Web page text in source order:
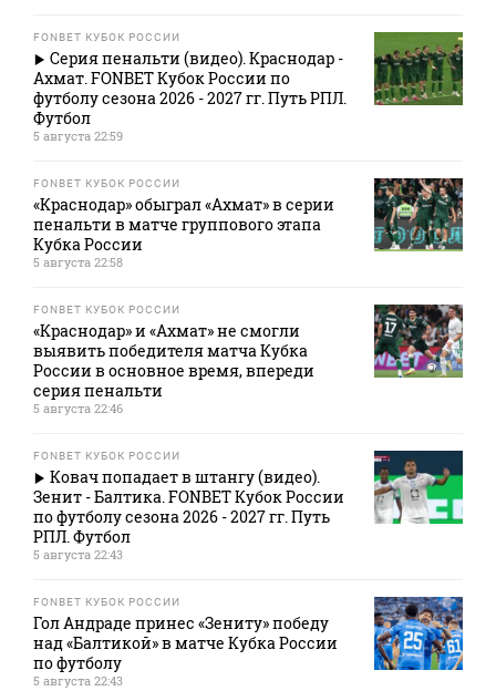
FONBET КУБОК РОССИИ
Серия пенальти (видео). Краснодар -
Ахмат. FONBET Кубок России по
футболу сезона 2026 - 2027 гг. Путь РПЛ.
Футбол
5 августа 22:59
FONBET КУБОК РОССИИ
«Краснодар» обыграл «Ахмат» в серии
пенальти в матче группового этапа
Кубка России
5 августа 22:58
FONBET КУБОК РОССИИ
«Краснодар» и «Ахмат» не смогли
выявить победителя матча Кубка
России в основное время, впереди
серия пенальти
5 августа 22:46
FONBET КУБОК РОССИИ
Ковач попадает в штангу (видео).
Зенит - Балтика. FONBET Кубок России
по футболу сезона 2026 - 2027 гг. Путь
РПЛ. Футбол
5 августа 22:43
FONBET КУБОК РОССИИ
Гол Андраде принес «Зениту» победу
над «Балтикой» в матче Кубка России
по футболу
5 августа 22:43